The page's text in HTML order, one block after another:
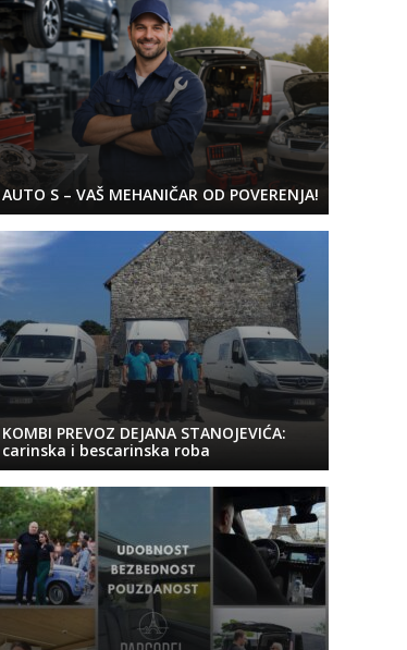
AUTO S – VAŠ MEHANIČAR OD POVERENJA!
KOMBI PREVOZ DEJANA STANOJEVIĆA:
carinska i bescarinska roba